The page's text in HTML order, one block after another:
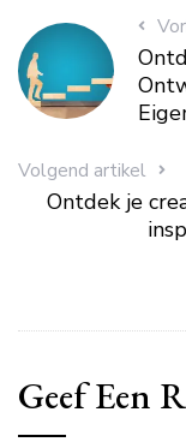
Volgend artikel
Ontdek je
Geef Een